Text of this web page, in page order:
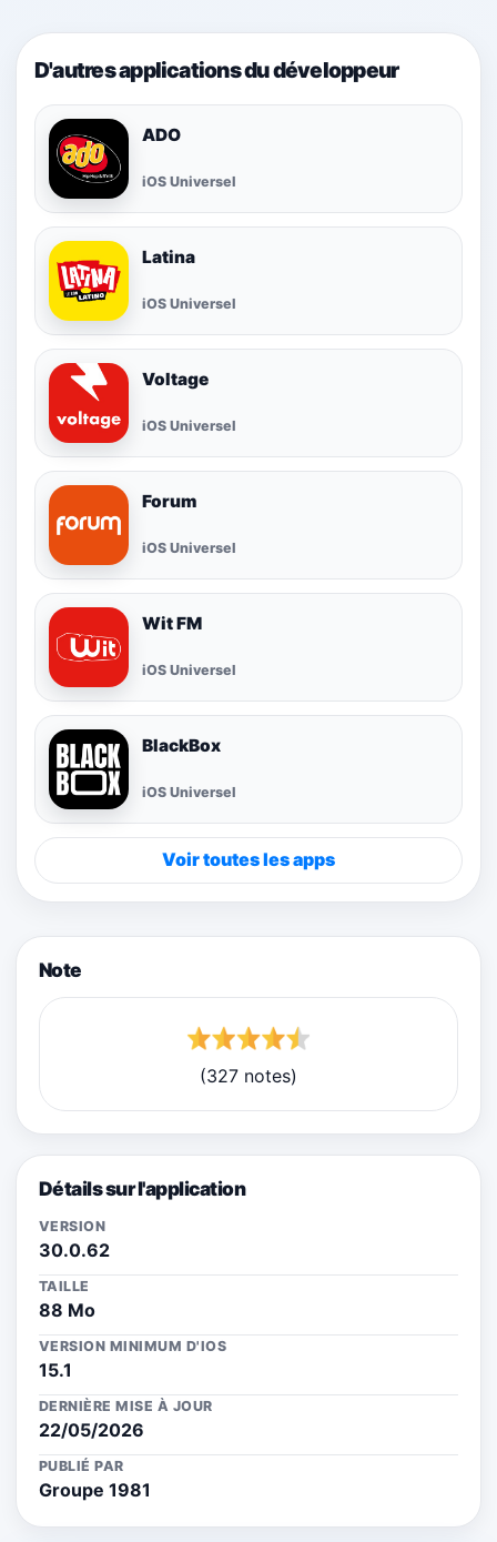
D'autres applications du développeur
ADO
iOS Universel
Latina
iOS Universel
Voltage
iOS Universel
Forum
iOS Universel
Wit FM
iOS Universel
BlackBox
iOS Universel
Voir toutes les apps
Note
(327 notes)
Détails sur l'application
VERSION
30.0.62
TAILLE
88 Mo
VERSION MINIMUM D'IOS
15.1
DERNIÈRE MISE À JOUR
22/05/2026
PUBLIÉ PAR
Groupe 1981